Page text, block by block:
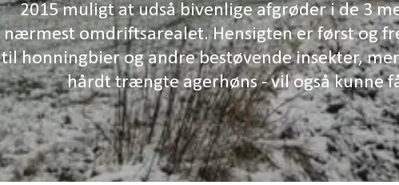
2015 muligt at udså bivenlige afgrøder i de 3
nærmest omdriftsarealet. Hensigten er først og
til honningbier og andre bestøvende insekter,
hårdt trængte agerhøns - vil også kunne